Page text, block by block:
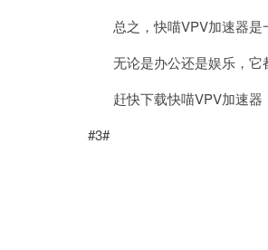
总之，快喵VPV加速器是
无论是办公还是娱乐，它
赶快下载快喵VPV加速器
#3#